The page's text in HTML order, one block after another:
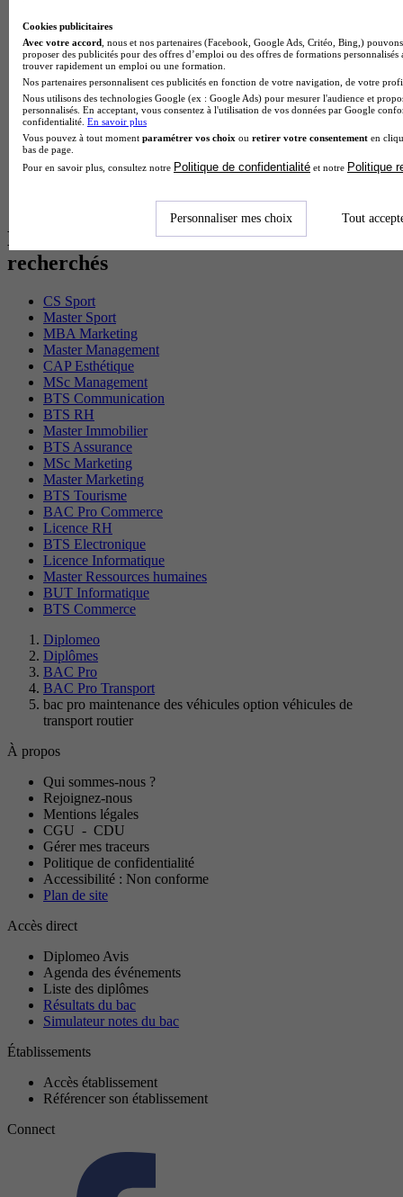
Cap Fleuriste en alternance
BTS Sio en alternance
MSc Marketing Digital en alternance
BTS Gpme en alternance
Cap Electricien en alternance
BTS Gpn en alternance
BTS Domotique en alternance
BAC Pro Agora en alternance
BTS Sta en alternance
BTS Iris en alternance
BTS Ati en alternance
Les diplômes par filière les plus
recherchés
CS Sport
Master Sport
MBA Marketing
Master Management
CAP Esthétique
MSc Management
BTS Communication
BTS RH
Master Immobilier
BTS Assurance
MSc Marketing
Master Marketing
BTS Tourisme
BAC Pro Commerce
Licence RH
BTS Electronique
Licence Informatique
Master Ressources humaines
BUT Informatique
BTS Commerce
Diplomeo
Diplômes
BAC Pro
BAC Pro Transport
bac pro maintenance des véhicules option véhicules de
transport routier
À propos
Qui sommes-nous ?
Rejoignez-nous
Mentions légales
CGU - CDU
Gérer mes traceurs
Politique de confidentialité
Accessibilité : Non conforme
Plan de site
Accès direct
Diplomeo Avis
Agenda des événements
Liste des diplômes
Résultats du bac
Simulateur notes du bac
Établissements
Accès établissement
Référencer son établissement
Connect
Cookies publicitaires
Avec votre accord , nous et nos partenaires (Facebook, Google Ads, Critéo, Bing,)
proposer des publicités pour des offres d’emploi ou des offres de formations
trouver rapidement un emploi ou une formation.
Nos partenaires personnalisent ces publicités en fonction de votre navigation, de votre
Nous utilisons des technologies Google (ex : Google Ads) pour mesurer l'audience et
personnalisés. En acceptant, vous consentez à l'utilisation de vos données par Google
confidentialité. En savoir plus
Vous pouvez à tout moment paramétrer vos choix ou retirer votre consentement en
bas de page.
Pour en savoir plus, consultez notre Politique de confidentialité et notre Politique
Personnaliser mes choix Tout